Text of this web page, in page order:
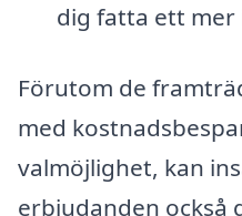
dig fatta ett
Förutom de
med
valmöjlighet, kan
erbjudanden också